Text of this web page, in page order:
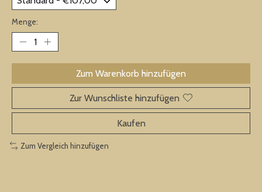
Menge:
Zum Warenkorb hinzufügen
Zur Wunschliste hinzufügen
Kaufen
Zum Vergleich hinzufügen